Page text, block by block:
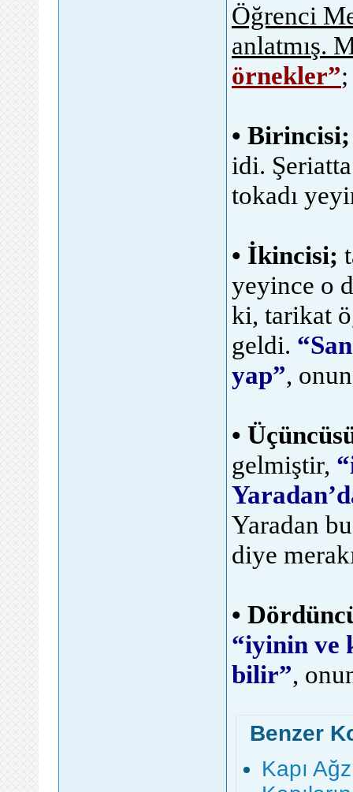
Öğrenci
anlatmış.
örnekler”;
• Birincisi;
idi.
tokadı
• İkincisi;
yeyince o
ki, tarikat
geldi.
yap”,
•
gelmiştir,
Yaradan
diye
•
“iyinin ve
bilir”,
Benzer
Kapı